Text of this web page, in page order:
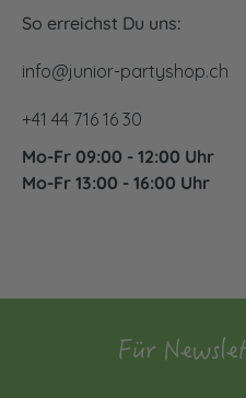
So erreichst Du uns:
info@junior-partyshop.ch
+41 44 716 16 30
Mo-Fr 09:00 - 12:00 Uhr
Mo-Fr 13:00 - 16:00 Uhr
Für